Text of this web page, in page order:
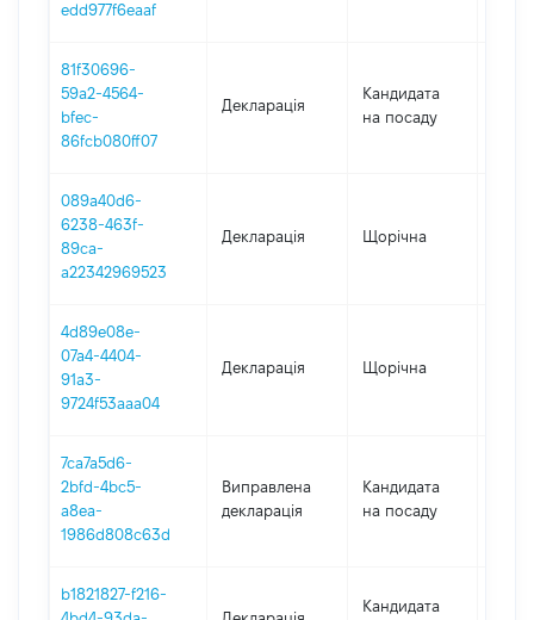
edd977f6eaaf
81f30696-
59a2-4564-
bfec-
86fcb080ff07
Декларація
Кандидата
на посаду
089a40d6-
6238-463f-
89ca-
a22342969523
Декларація Щорічна
4d89e08e-
07a4-4404-
91a3-
9724f53aaa04
Декларація Щорічна
7ca7a5d6-
2bfd-4bc5-
a8ea-
1986d808c63d
Виправлена
декларація
Кандидата
на посаду
b1821827-f216-
Кандидата